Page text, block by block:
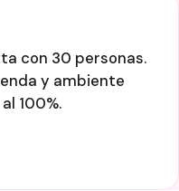
con 30 personas.
y ambiente
100%.